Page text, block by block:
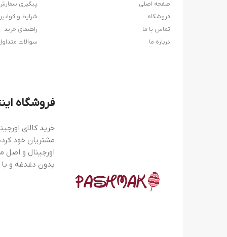
M
L
40,5
صفحه اصلی
فروشگاه
تماس با ما
درباره ما
پیگیری
شرایط و
راهنمای خرید
سوالات
فروشگاه
خرید کالای
مشتریان خود
اورجینال و اصل
بدون دغدغه و با